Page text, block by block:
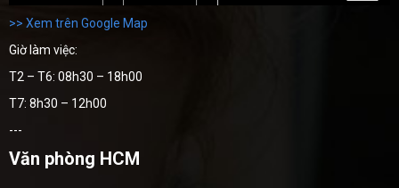
>> Xem trên Google Map
Giờ làm việc:
T2 – T6: 08h30 – 18h00
T7: 8h30 – 12h00
---
Văn phòng HCM